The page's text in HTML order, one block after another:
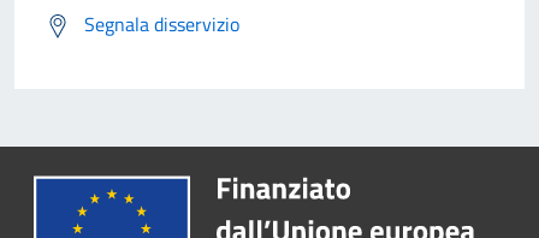
Segnala disservizio